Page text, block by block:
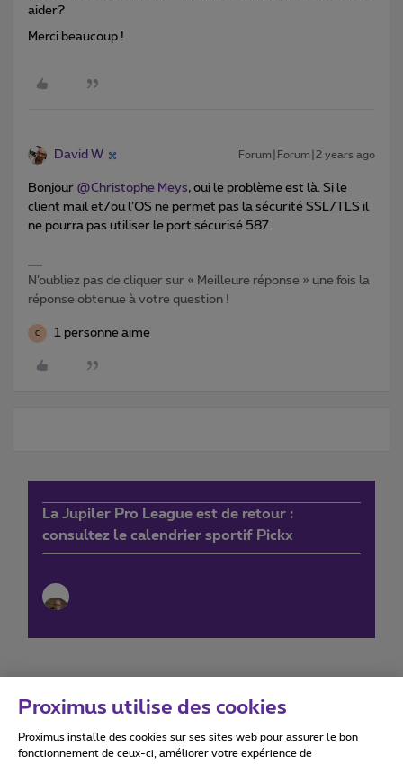
aider?
Merci beaucoup !
David W Forum|Forum|2 years ago
Bonjour @Christophe Meys, oui le problème est là. Si le
client mail et/ou l’OS ne permet pas la sécurité SSL/TLS il
ne pourra pas utiliser le port sécurisé 587.
N’oubliez pas de cliquer sur « Meilleure réponse » une fois la
réponse obtenue à votre question !
C 1 personne aime
La Jupiler Pro League est de retour :
consultez le calendrier sportif Pickx
Conditions d'utilisation Accessibility statement
Proximus utilise des cookies
Proximus installe des cookies sur ses sites web pour assurer le bon
fonctionnement de ceux-ci, améliorer votre expérience de